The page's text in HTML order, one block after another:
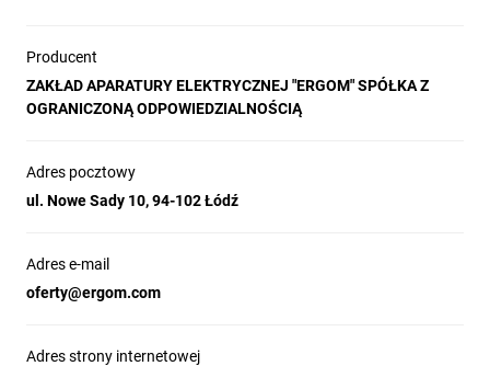
Producent
ZAKŁAD APARATURY ELEKTRYCZNEJ "ERGOM" SPÓŁKA Z
OGRANICZONĄ ODPOWIEDZIALNOŚCIĄ
Adres pocztowy
ul. Nowe Sady 10, 94-102 Łódź
Adres e-mail
oferty@ergom.com
Adres strony internetowej